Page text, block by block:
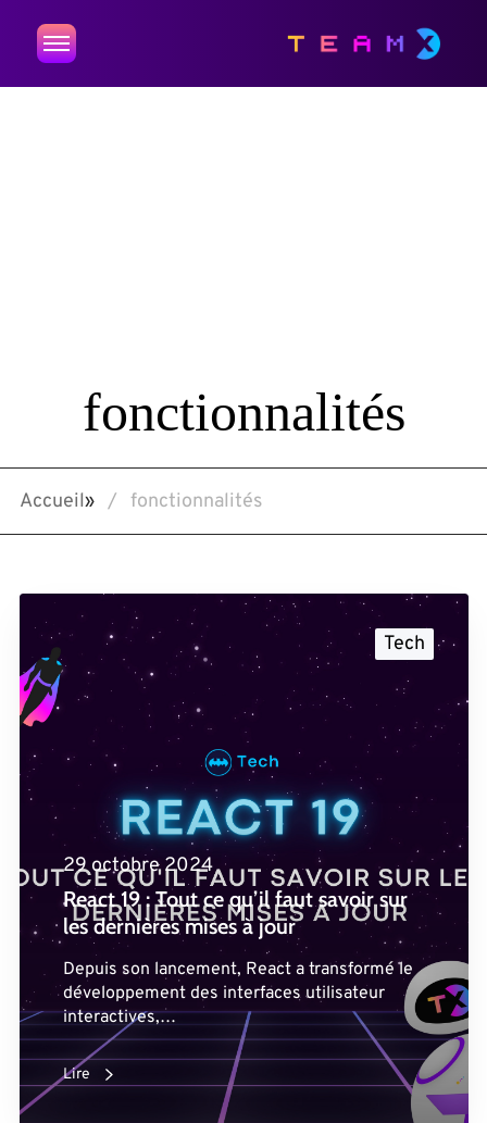
fonctionnalités
Accueil» fonctionnalités
Tech
29 octobre 2024
React 19 : Tout ce qu’il faut savoir sur
les dernières mises à jour
Depuis son lancement, React a transformé le
développement des interfaces utilisateur
interactives,…
Lire